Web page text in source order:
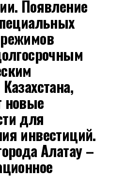
Появление
новые
для
инвестиций.
Алатау –